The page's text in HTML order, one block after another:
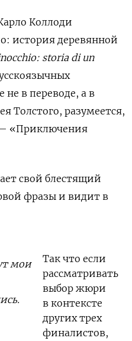
Коллоди
история деревянной
storia di un
не в переводе, а в
Толстого, разумеется,
— «Приключения
свой блестящий
фразы и видит в
мои
Так что если
рассматривать
выбор жюри
в контексте
других трех
финалистов,